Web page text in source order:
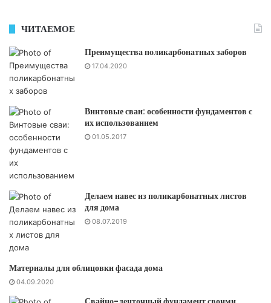
ЧИТАЕМОЕ
Преимущества поликарбонатных заборов
17.04.2020
Винтовые сваи: особенности фундаментов с
их использованием
01.05.2017
Делаем навес из поликарбонатных листов
для дома
08.07.2019
Материалы для облицовки фасада дома
04.09.2020